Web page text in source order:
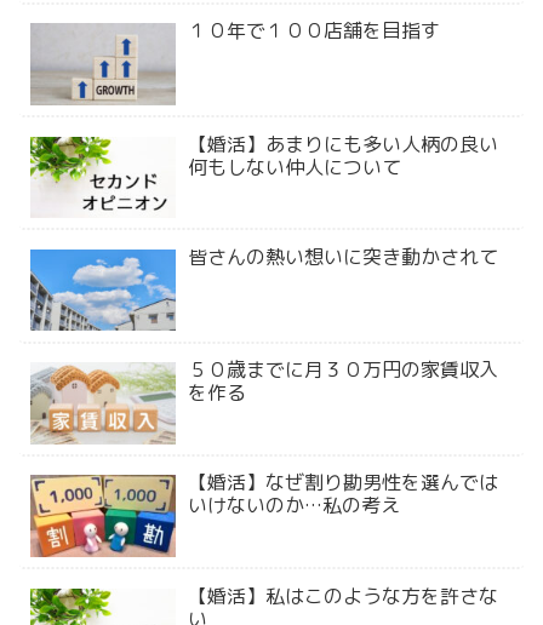
１０年で１００店舗を目指す
【婚活】あまりにも多い人柄の良い
何もしない仲人について
皆さんの熱い想いに突き動かされて
５０歳までに月３０万円の家賃収入
を作る
【婚活】なぜ割り勘男性を選んでは
いけないのか…私の考え
【婚活】私はこのような方を許さな
い